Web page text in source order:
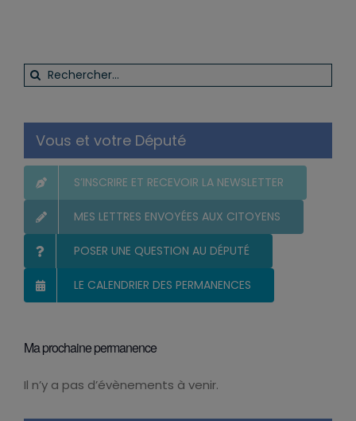
Rechercher:
Vous et votre Député
S’INSCRIRE ET RECEVOIR LA NEWSLETTER
MES LETTRES ENVOYÉES AUX CITOYENS
POSER UNE QUESTION AU DÉPUTÉ
LE CALENDRIER DES PERMANENCES
Ma prochaine permanence
Notice
Il n’y a pas d’évènements à venir.